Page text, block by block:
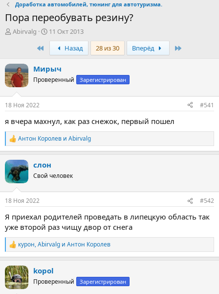
Доработка автомобилей, тюнинг для автотуризма.
Пора переобувать резину?
А
р
т
е
м
ы
Abirvalg
Д
а
а
н
ч
а
11 Окт 2013
Назад 28 из 30 Вперёд
Мирыч
Проверенный Зарегистрирован
18 Ноя 2022 #541
я вчера махнул, как раз снежок, первый пошел
Р
е
к
ц
и
Антон Королев и Abirvalg
слон
Свой человек
18 Ноя 2022 #542
Я приехал родителей проведать в липецкую область так
уже второй раз чищу двор от снега
Р
е
к
ц
и
курон,Abirvalg и Антон Королев
kopol
Проверенный Зарегистрирован